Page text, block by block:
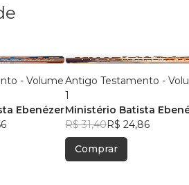
- Volume
Ebenézer
Antigo Testamento -
1
Ministério Batista
R$ 31,40R$ 24,86
Comprar